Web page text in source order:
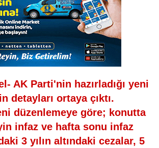
AK Parti'nin hazırladığı yeni
detayları ortaya çıktı.
düzenlemeye göre; konutta
infaz ve hafta sonu infaz
3 yılın altındaki cezalar, 5